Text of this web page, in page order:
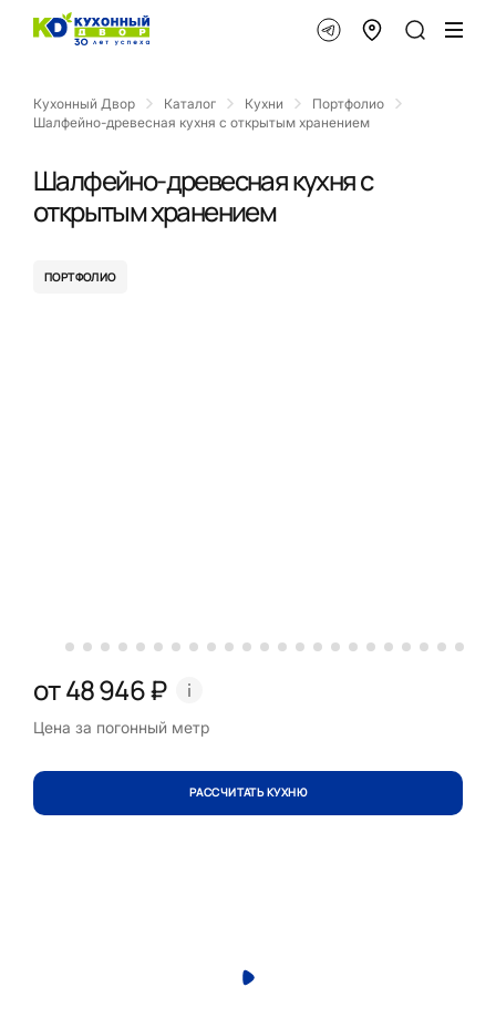
Кухонный Двор Каталог Кухни
Портфолио
Шалфейно-древесная кухня с открытым хранением
Шалфейно-древесная кухня с
открытым хранением
ПОРТФОЛИО
от 48 946 ₽
Цена за погонный метр
РАССЧИТАТЬ КУХНЮ